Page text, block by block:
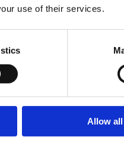
use of their services.
Allow all
Uddevalla